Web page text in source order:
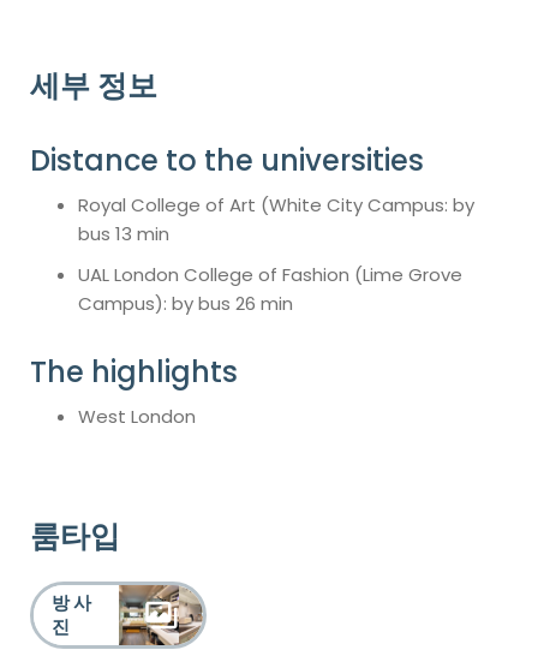
세부 정보
Distance to the universities
Royal College of Art (White City Campus: by
bus 13 min
UAL London College of Fashion (Lime Grove
Campus): by bus 26 min
The highlights
West London
룸타입
방 사
진